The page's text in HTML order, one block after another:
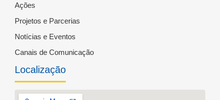
Ações
Projetos e Parcerias
Notícias e Eventos
Canais de Comunicação
Localização